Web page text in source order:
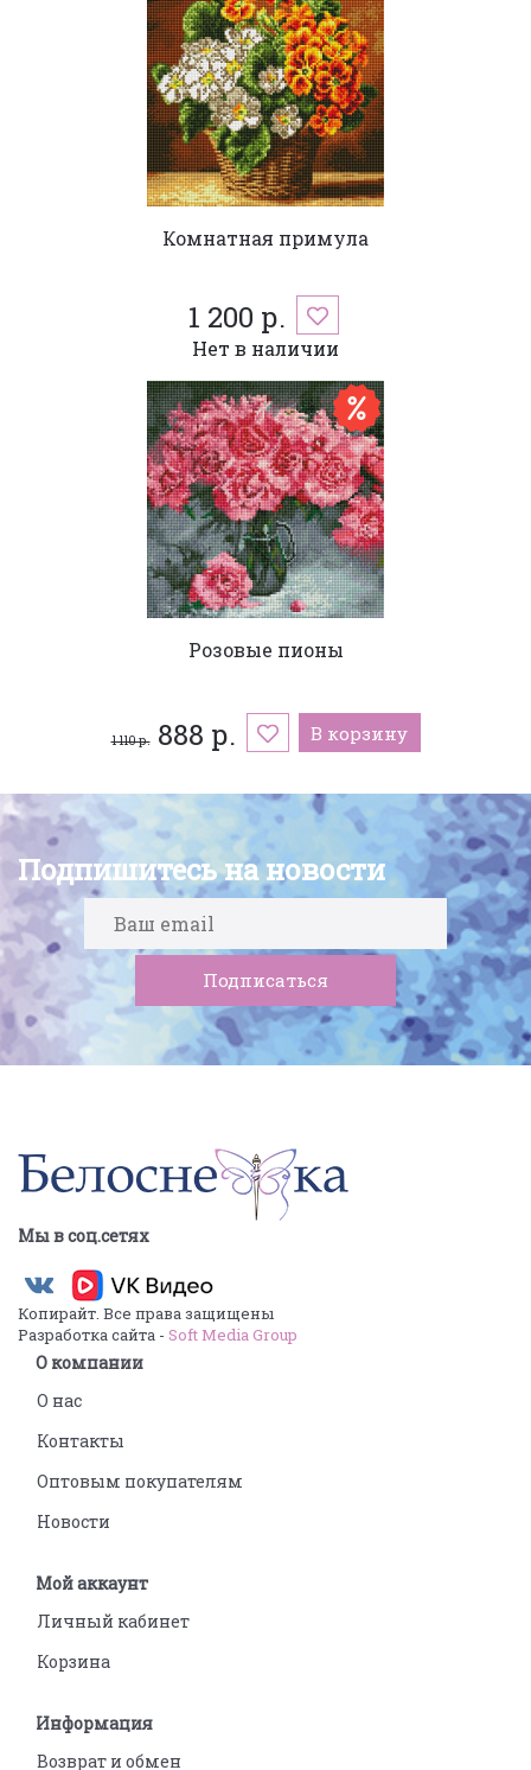
Комнатная примула
1 200 р.
Нет в наличии
Розовые пионы
1 110 р.888 р. В корзину
Подпишитесь на новости
Мы в соц.сетях
Копирайт. Все права защищены
Разработка сайта - Soft Media Group
О компании
О нас
Контакты
Оптовым покупателям
Новости
Мой аккаунт
Личный кабинет
Корзина
Информация
Возврат и обмен